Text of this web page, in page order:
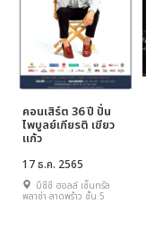
คอนเสิร์ต 36 ปี ปั่น
ไพบูลย์เกียรติ เขียว
แก้ว
17 ธ.ค. 2565
บีซีซี ฮอลล์ เซ็นทรัล
พลาซ่า ลาดพร้าว ชั้น 5